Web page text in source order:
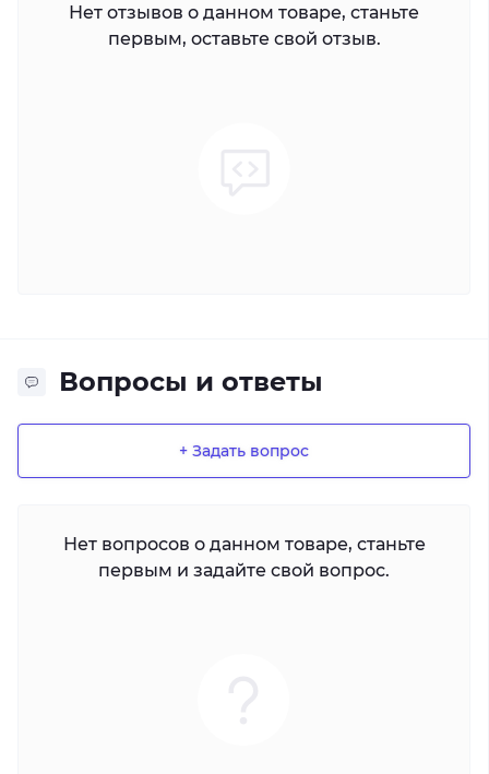
Нет отзывов о данном товаре, станьте
первым, оставьте свой отзыв.
Вопросы и ответы
+ Задать вопрос
Нет вопросов о данном товаре, станьте
первым и задайте свой вопрос.